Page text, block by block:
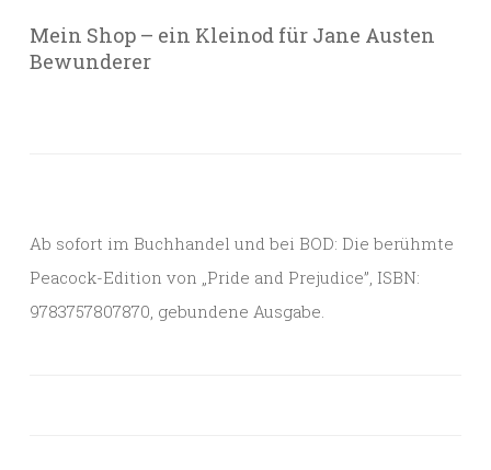
Mein Shop – ein Kleinod für Jane Austen
Bewunderer
Ab sofort im Buchhandel und bei BOD: Die berühmte
Peacock-Edition von „Pride and Prejudice”, ISBN:
9783757807870, gebundene Ausgabe.